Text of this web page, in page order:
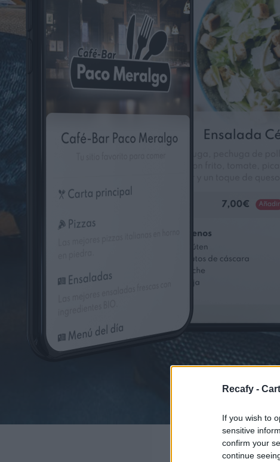
Recafy -
If you wish to
sensitive
confirm your
continue